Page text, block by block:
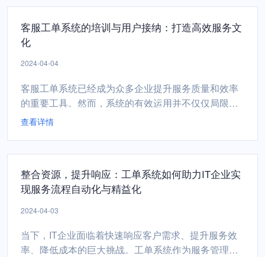
高效的服务管理工具，通过统一接收、记录、分配和
处理各类服务请求，...
客服工单系统的培训与用户接纳：打造高效服务文
化
2024-04-04
客服工单系统已经成为众多企业提升服务质量和效率
的重要工具。然而，系统的有效运用并不仅仅局限于
技术层面的部署，更重要的是通过专业的培训与用户
文化的升级。客服工单系统培训的重要性一套完善的
客服工单系统不仅需...
查看详情
整合资源，提升响应：工单系统如何助力IT企业实
现服务流程自动化与精益化
2024-04-03
当下，IT企业面临着快速响应客户需求、提升服务效
率、降低成本的巨大挑战。工单系统作为服务管理的